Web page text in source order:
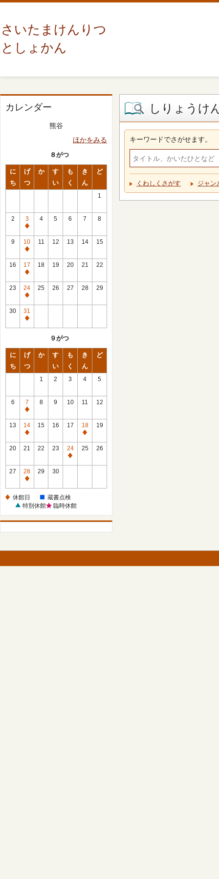
さいたまけんりつ
としょかん
カレンダー
熊谷
ほかをみる
８がつ
に
ち
げ
つ
か
す
い
も
く
き
ん
ど
1
2
3
休
館
日
4 5 6 7 8
9
10
休
館
日
11 12 13 14 15
16
17
休
館
日
18 19 20 21 22
23
24
休
館
日
25 26 27 28 29
30
31
休
９がつ
に
ち
げ
つ
か
す
い
も
く
き
ん
ど
1 2 3 4 5
6
7
休
館
日
8 9 10 11 12
13
14
休
館
15 16 17
18
休
館
19
20 21 22 23
24
休
25 26
27
28
休
日
29 30
休館日
蔵書点検
特別休館
臨時休館
しりょうけ
キーワードでさがせます。
くわしくさがす ジャン